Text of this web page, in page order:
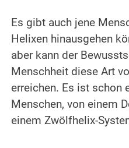
Es gibt auch jene
Helixen hinausgehen
aber kann der
Menschheit diese Art
erreichen. Es ist schon
Menschen, von einem
einem Zwölfhelix-